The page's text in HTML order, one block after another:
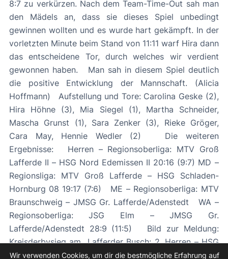
8:7 zu verkürzen. Nach dem Team-Time-Out sah man
den Mädels an, dass sie dieses Spiel unbedingt
gewinnen wollten und es wurde hart gekämpft. In der
vorletzten Minute beim Stand von 11:11 warf Hira dann
das entscheidene Tor, durch welches wir verdient
gewonnen haben. Man sah in diesem Spiel deutlich
die positive Entwicklung der Mannschaft. (Alicia
Hoffmann) Aufstellung und Tore: Carolina Geske (2),
Hira Höhne (3), Mia Siegel (1), Martha Schneider,
Mascha Grunst (1), Sara Zenker (3), Rieke Gröger,
Cara May, Hennie Wedler (2) Die weiteren
Ergebnisse: Herren – Regionsoberliga: MTV Groß
Lafferde II – HSG Nord Edemissen II 20:16 (9:7) MD –
Regionsliga: MTV Groß Lafferde – HSG Schladen-
Hornburg 08 19:17 (7:6) ME – Regionsoberliga: MTV
Braunschweig – JMSG Gr. Lafferde/Adenstedt WA –
Regionsoberliga: JSG Elm – JMSG Gr.
Lafferde/Adenstedt 28:9 (11:5) Bild zur Meldung:
Kreisderbysieg am „Lafferder Busch: 2. Herren – HSG
Nord II 20:16 (9:7)
Wir verwenden Cookies, um dir die bestmögliche Erfahrung auf